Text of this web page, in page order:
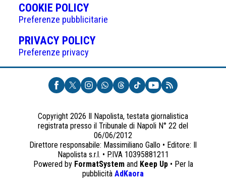
COOKIE POLICY(APRE
IN
UNA
NUOVA
Preferenze pubblicitarie
PRIVACY POLICY(APRE
UNA
NUOVA
SCHEDA)
Preferenze privacy
Copyright 2026 Il Napolista, testata giornalistica
registrata presso il Tribunale di Napoli N° 22 del
06/06/2012
Direttore responsabile: Massimiliano Gallo • Editore: Il
Napolista s.r.l. • P.IVA 10395881211
Powered by FormatSystemand Keep Up• Per la
pubblicità AdKaora